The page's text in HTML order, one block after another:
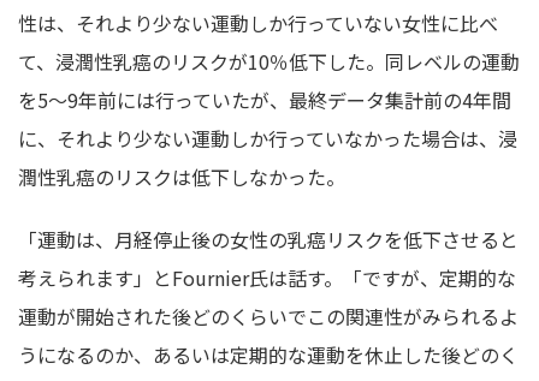
性は、それより少ない運動しか行っていない女性に比べ
て、浸潤性乳癌のリスクが10％低下した。同レベルの運動
を5～9年前には行っていたが、最終データ集計前の4年間
に、それより少ない運動しか行っていなかった場合は、浸
潤性乳癌のリスクは低下しなかった。
「運動は、月経停止後の女性の乳癌リスクを低下させると
考えられます」とFournier氏は話す。「ですが、定期的な
運動が開始された後どのくらいでこの関連性がみられるよ
うになるのか、あるいは定期的な運動を休止した後どのく